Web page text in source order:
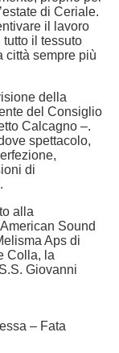
di Ceriale.
il lavoro
il tessuto
città sempre più
della
del Consiglio
Calcagno –.
spettacolo,
di
alla
Sound
Aps di
Colla, la
Giovanni
– Fata